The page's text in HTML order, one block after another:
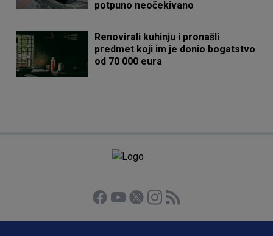
potpuno neočekivano
Renovirali kuhinju i pronašli
predmet koji im je donio bogatstvo
od 70 000 eura